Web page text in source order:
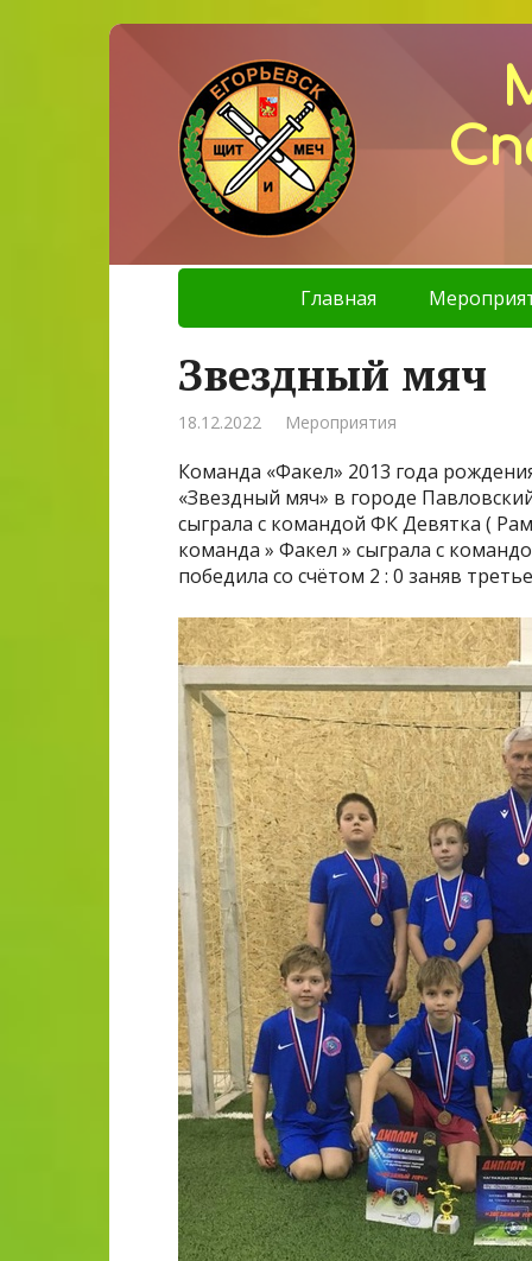
Главная
Звездный мяч
18.12.2022 Мероприятия
Команда «Факел» 2013 года
«Звездный мяч» в городе
сыграла с командой ФК Девятка (
команда » Факел » сыграла с
победила со счётом 2 : 0 заняв